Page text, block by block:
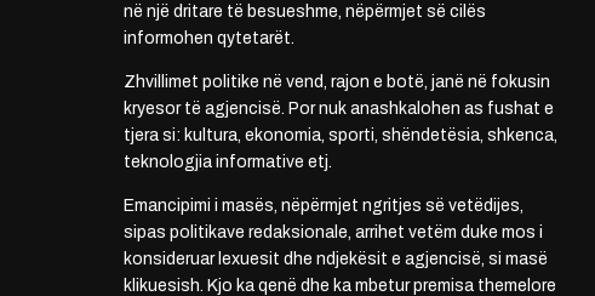
në një dritare të besueshme, nëpërmjet së cilës
informohen qytetarët.
Zhvillimet politike në vend, rajon e botë, janë në fokusin
kryesor të agjencisë. Por nuk anashkalohen as fushat e
tjera si: kultura, ekonomia, sporti, shëndetësia, shkenca,
teknologjia informative etj.
Emancipimi i masës, nëpërmjet ngritjes së vetëdijes,
sipas politikave redaksionale, arrihet vetëm duke mos i
konsideruar lexuesit dhe ndjekësit e agjencisë, si masë
klikuesish. Kjo ka qenë dhe ka mbetur premisa themelore